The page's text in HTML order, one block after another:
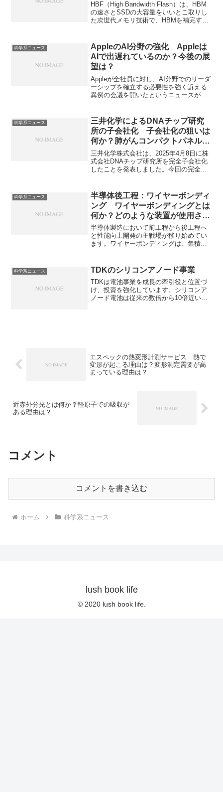
HBF（High Bandwidth Flash）は、HBM
の速さとSSDの大容量をいいとこ取りし
た次世代メモリ技術で、HBMを補完する
るのかを知ることができます。
科学系ニュース
AppleのAI分野の強化 Appleは
AIで出遅れているのか？今後の展
望は？
Appleが全社員に対し、AI分野でのリーダ
ーシップを確立する必要性を強く訴える
異例の会議を開いたというニュースが報
おり、巻き返しが重要と考えています。
Appleの強みを活かし、どのようなAI開発
を図るのかを知ることができます。
科学系ニュース
三井化学によるDNAチップ研究
所の子会社化 子会社化の狙いは
何か？肺がんコンパクトパネルと
は何か？
三井化学株式会社は、2025年4月8日に株
式会社DNAチップ研究所を完全子会社化
したことを発表しました。今回の完全子
用し、検査・診断領域での新事業創出を
目指しています。DNAチップ研究所のも
つ遺伝子解析とは何か、特にがんの遺伝
子変異での利用にはどんな意義があるの
かを知ることができます。
科学系ニュース
半導体後工程：ワイヤーボンディ
ング ワイヤーボンディングとは
何か？どのような装置が使用され
るのか？
半導体製造において前工程から後工程へ
と性能向上開発の主戦場が移り始めてい
ます。ワイヤーボンディングは、集積回
ップを電子機器に組み込むために不可欠
な技術です。どのような工程と装置なの
か、フリップチップとの違いは何かを知
ることができます。
科学系ニュース TDKのシリコンアノード事業
TDKは電池事業を成長の牽引役と位置づ
け、投資を強化しています。シリコンア
ノード電池は従来の数倍から10倍近い理
エスペックの熱変形計測サービス 熱で
変形が起こる理由は？変形測定需要が高
まっている理由は？
近赤外分光とは何か？軽原子での吸収が
ある理由は？
コメント
コメントを書き込む
ホーム 科学系ニュース
lush book life
© 2020 lush book life.